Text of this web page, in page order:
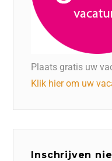
Plaats gratis uw
Klik hier om uw
Inschrijven